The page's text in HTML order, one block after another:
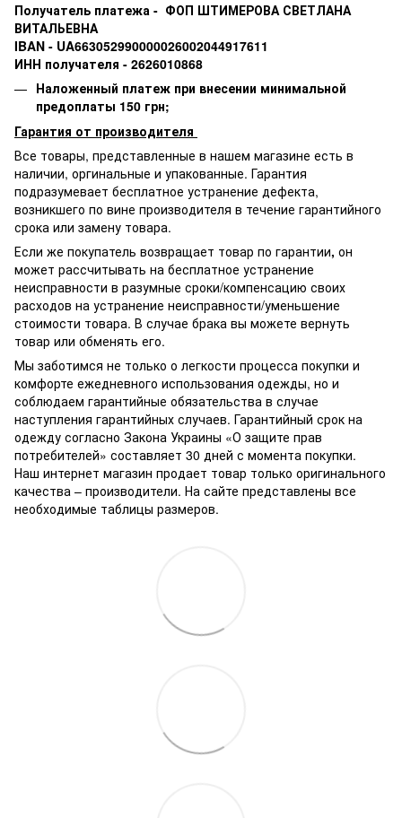
Получатель платежа - ФОП ШТИМЕРОВА СВЕТЛАНА
ВИТАЛЬЕВНА
IBAN - UA663052990000026002044917611
ИНН получателя - 2626010868
Наложенный платеж при внесении минимальной
предоплаты 150 грн;
Гарантия от производителя
Все товары, представленные в нашем магазине есть в
наличии, оргинальные и упакованные. Гарантия
подразумевает бесплатное устранение дефекта,
возникшего по вине производителя в течение гарантийного
срока или замену товара.
Если же покупатель возвращает товар по гарантии, он
может рассчитывать на бесплатное устранение
неисправности в разумные сроки/компенсацию своих
расходов на устранение неисправности/уменьшение
стоимости товара. В случае брака вы можете вернуть
товар или обменять его.
Мы заботимся не только о легкости процесса покупки и
комфорте ежедневного использования одежды, но и
соблюдаем гарантийные обязательства в случае
наступления гарантийных случаев. Гарантийный срок на
одежду согласно Закона Украины «О защите прав
потребителей» составляет 30 дней с момента покупки.
Наш интернет магазин продает товар только оригинального
качества – производители. На сайте представлены все
необходимые таблицы размеров.